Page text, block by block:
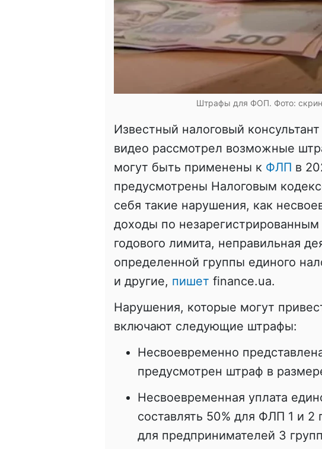
Штрафы для ФОП. Фото:
Известный налоговый
видео рассмотрел возможные
могут быть применены к ФЛП в
предусмотрены Налоговым
себя такие нарушения, как
доходы по
годового лимита, неправильная
определенной группы единого
и другие, пишет finance.ua.
Нарушения, которые могут
включают следующие штрафы:
Несвоевременно
предусмотрен штраф в
Несвоевременная уплата
составлять 50% для ФЛП 1 и 2
для предпринимателей 3